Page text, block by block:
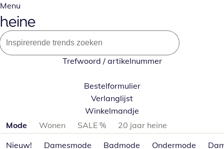
Menu
Trefwoord / artikelnummer
Bestelformulier
Verlanglijst
Winkelmandje
Productcategorieën overslaan
Mode Wonen SALE %
20 jaar heine
Nieuw!
Damesmode Badmode Ondermode